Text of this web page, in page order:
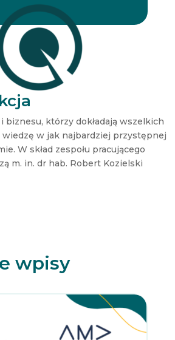
e
r
N
w
e
e
N
e
w
e
r
biznesu, którzy dokładają wszelkich
wiedzę w jak najbardziej przystępnej
W skład zespołu pracującego
m. in. dr hab. Robert Kozielski
wpisy